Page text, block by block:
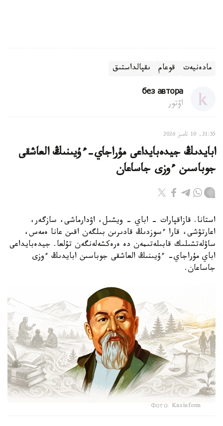
مادەنيەت قوعام ىقپالداستىق
без автора
اۆتور
21:55, 10 تامىز 2026
ابايدىڭ جيدەبايداعى مۇراجاي-ءۇيىنىڭ العاشقى
جوباسىن ءوزى جاساعان
استانا. قازاقپارات - اباي - ويشىل، اۋدارماشى، سازگەر،
اعارتۋشى، قارا ءسوزدىڭ قادىرىن بىلگەن اقىن عانا ەمەس،
ساۋلەتشىلىك قابىلەتىمەن دە ەرەكشەلەنگەن تۇلعا. جيدەبايداعى
اباي مۇراجاي- ءۇيىنىڭ العاشقى جوباسىن ابايدىڭ ءوزى
جاساعان.
Фото: Kazinform